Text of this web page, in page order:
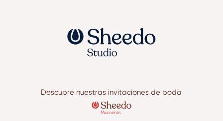
Descubre nuestras invitaciones de boda